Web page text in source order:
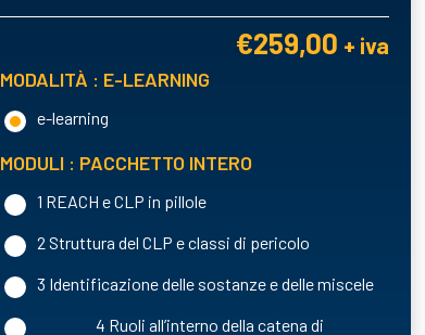
€259,00 + iva
MODALITÀ : E-LEARNING
e-learning
MODULI : PACCHETTO INTERO
1 REACH e CLP in pillole
2 Struttura del CLP e classi di pericolo
3 Identificazione delle sostanze e delle miscele
4 Ruoli all’interno della catena di